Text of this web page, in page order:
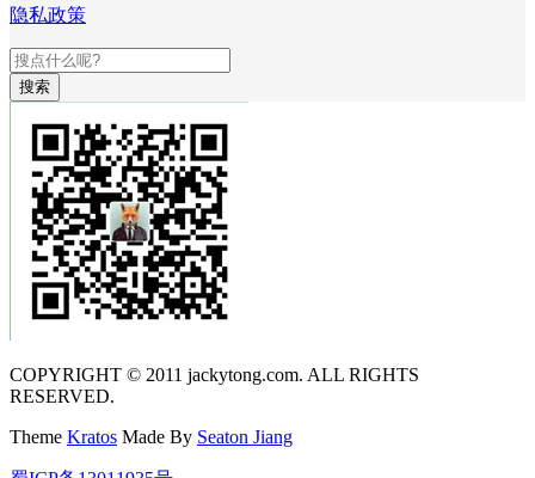
隐私政策
搜索
COPYRIGHT © 2011 jackytong.com. ALL RIGHTS
RESERVED.
Theme Kratos Made By Seaton Jiang